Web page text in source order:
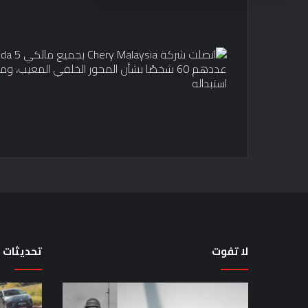
لا تفوت
لماذا حقيقة
تحديثات